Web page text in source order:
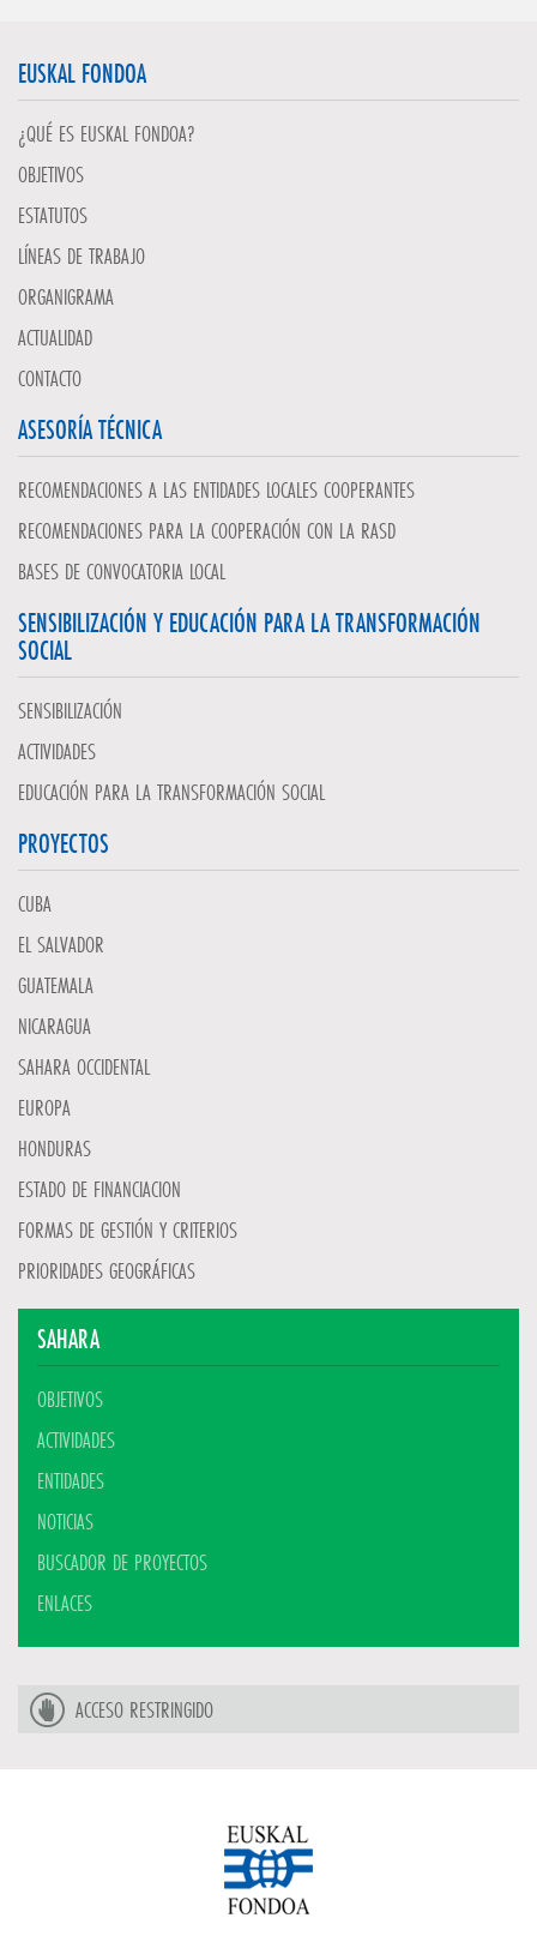
EUSKAL FONDOA
¿QUÉ ES EUSKAL FONDOA?
OBJETIVOS
ESTATUTOS
LÍNEAS DE TRABAJO
ORGANIGRAMA
ACTUALIDAD
CONTACTO
ASESORÍA TÉCNICA
RECOMENDACIONES A LAS ENTIDADES LOCALES COOPERANTES
RECOMENDACIONES PARA LA COOPERACIÓN CON LA RASD
BASES DE CONVOCATORIA LOCAL
SENSIBILIZACIÓN Y EDUCACIÓN PARA LA TRANSFORMACIÓN
SOCIAL
SENSIBILIZACIÓN
ACTIVIDADES
EDUCACIÓN PARA LA TRANSFORMACIÓN SOCIAL
PROYECTOS
CUBA
EL SALVADOR
GUATEMALA
NICARAGUA
SAHARA OCCIDENTAL
EUROPA
HONDURAS
ESTADO DE FINANCIACION
FORMAS DE GESTIÓN Y CRITERIOS
PRIORIDADES GEOGRÁFICAS
SAHARA
OBJETIVOS
ACTIVIDADES
ENTIDADES
NOTICIAS
BUSCADOR DE PROYECTOS
ENLACES
ACCESO RESTRINGIDO